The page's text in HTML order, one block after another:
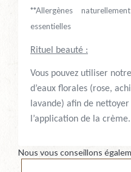
**Allergènes
essentielles
Rituel beauté :
Vous pouvez utiliser
d’eaux florales (rose,
lavande) afin de
l’application de la crème.
Nous vous conseillons